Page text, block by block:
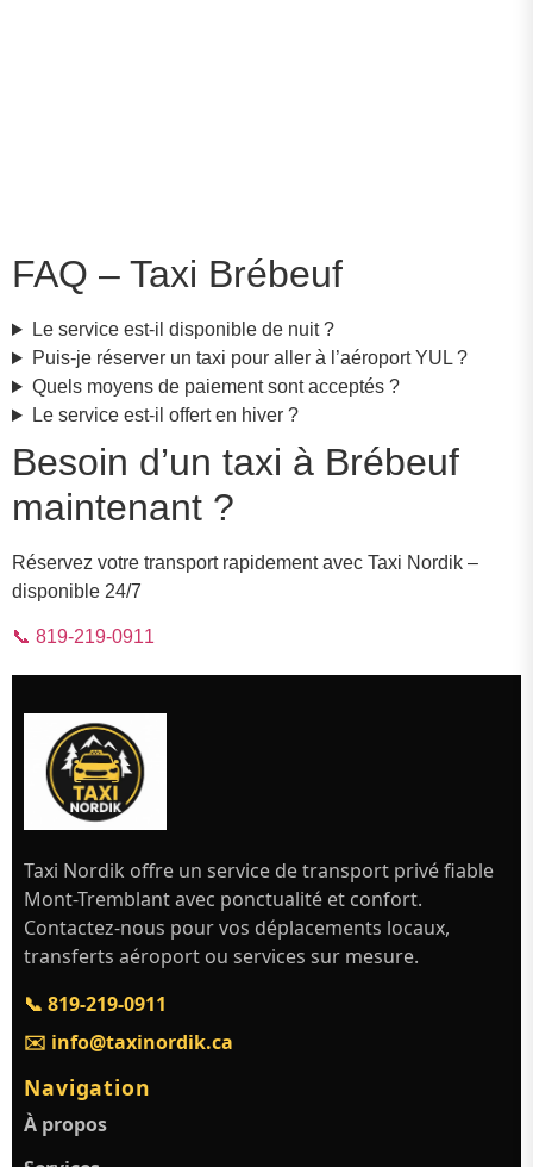
FAQ – Taxi Brébeuf
Le service est-il disponible de nuit ?
Puis-je réserver un taxi pour aller à l’aéroport YUL ?
Quels moyens de paiement sont acceptés ?
Le service est-il offert en hiver ?
Besoin d’un taxi à Brébeuf
maintenant ?
Réservez votre transport rapidement avec Taxi Nordik –
disponible 24/7
📞 819-219-0911
Taxi Nordik offre un service de transport privé fiable
Mont-Tremblant avec ponctualité et confort.
Contactez-nous pour vos déplacements locaux,
transferts aéroport ou services sur mesure.
📞 819-219-0911
✉️ info@taxinordik.ca
Navigation
À propos